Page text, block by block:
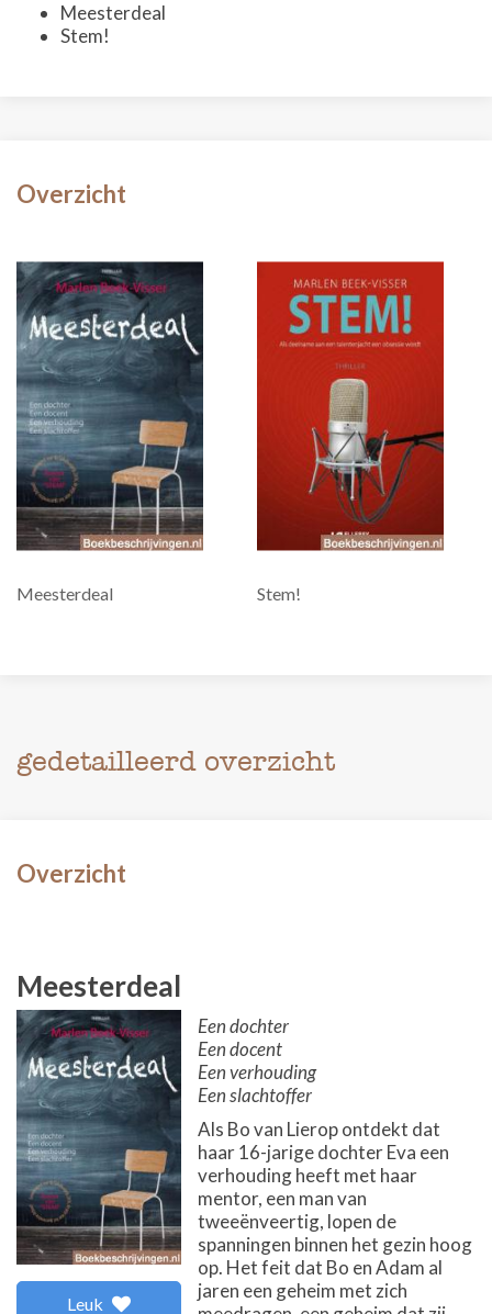
Meesterdeal
Stem!
Overzicht
Meesterdeal Stem!
gedetailleerd overzicht
Overzicht
Meesterdeal
Leuk
Een dochter
Een docent
Een verhouding
Een slachtoffer
Als Bo van Lierop ontdekt dat
haar 16-jarige dochter Eva een
verhouding heeft met haar
mentor, een man van
tweeënveertig, lopen de
spanningen binnen het gezin hoog
op. Het feit dat Bo en Adam al
jaren een geheim met zich